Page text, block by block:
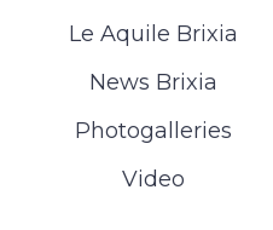
Le Aquile Brixia
News Brixia
Photogalleries
Video